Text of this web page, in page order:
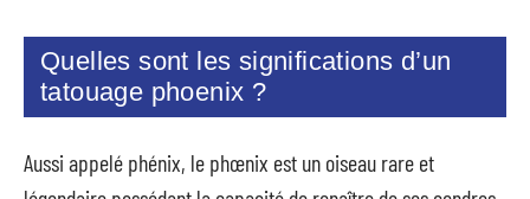
Quelles sont les significations d’un
tatouage phoenix ?
Aussi appelé phénix, le phœnix est un oiseau rare et